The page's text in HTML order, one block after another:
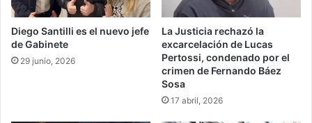
Diego Santilli es el nuevo jefe
de Gabinete
29 junio, 2026
La Justicia rechazó la
excarcelación de Lucas
Pertossi, condenado por el
crimen de Fernando Báez
Sosa
17 abril, 2026